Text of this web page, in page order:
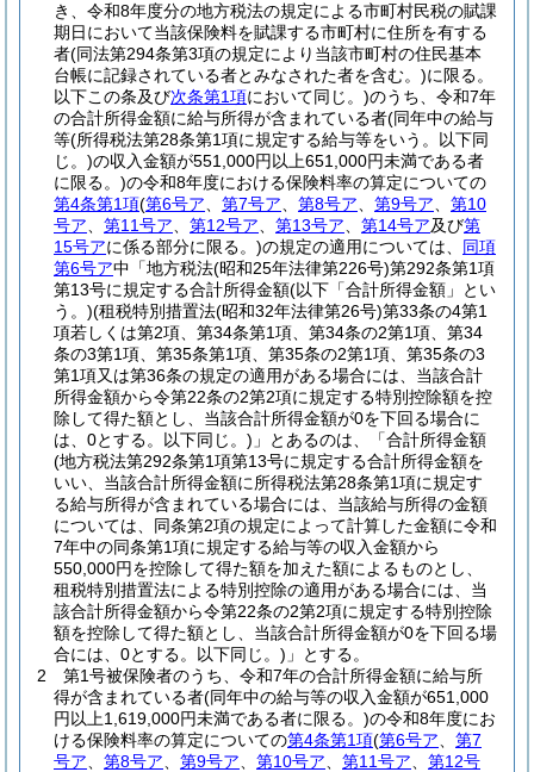
き、令和8年度分の地方税法の規定による市町村民税の賦課
期日において当該保険料を賦課する市町村に住所を有する
者(同法第294条第3項の規定により当該市町村の住民基本
台帳に記録されている者とみなされた者を含む。)に限る。
以下この条及び次条第1項において同じ。)のうち、令和7年
の合計所得金額に給与所得が含まれている者(同年中の給与
等(所得税法第28条第1項に規定する給与等をいう。以下同
じ。)の収入金額が551,000円以上651,000円未満である者
に限る。)の令和8年度における保険料率の算定についての
第4条第1項(第6号ア 第7号ア 第8号ア 第9号ア
第10
号ア
第11号ア 第12号ア 第13号ア 第14号ア及び第
15号アに係る部分に限る。)の規定の適用については、 同項
第6号ア中「地方税法(昭和25年法律第226号)第292条第1項
第13号に規定する合計所得金額(以下「合計所得金額」とい
う。)(租税特別措置法(昭和32年法律第26号)第33条の4第1
項若しくは第2項、第34条第1項、第34条の2第1項、第34
条の3第1項、第35条第1項、第35条の2第1項、第35条の3
第1項又は第36条の規定の適用がある場合には、当該合計
所得金額から令第22条の2第2項に規定する特別控除額を控
除して得た額とし、当該合計所得金額が0を下回る場合に
は、0とする。以下同じ。) 」とあるのは、「合計所得金額
(地方税法第292条第1項第13号に規定する合計所得金額を
いい、当該合計所得金額に所得税法第28条第1項に規定す
る給与所得が含まれている場合には、当該給与所得の金額
については、同条第2項の規定によって計算した金額に令和
7年中の同条第1項に規定する給与等の収入金額から
550,000円を控除して得た額を加えた額によるものとし、
租税特別措置法による特別控除の適用がある場合には、当
該合計所得金額から令第22条の2第2項に規定する特別控除
額を控除して得た額とし、当該合計所得金額が0を下回る場
合には、0とする。以下同じ。) 」とする。
2
第1号被保険者のうち、令和7年の合計所得金額に給与所
得が含まれている者(同年中の給与等の収入金額が651,000
円以上1,619,000円未満である者に限る。)の令和8年度にお
ける保険料率の算定についての第4条第1項(第6号ア
第7
号ア
第8号ア 第9号ア 第10号ア 第11号ア
第12号